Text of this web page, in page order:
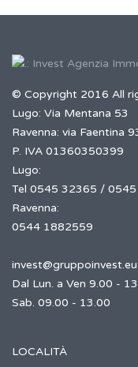
© Copyright 2016 All
Lugo: Via Mentana 53
Ravenna: via Faentina
P. IVA 01360350399
Lugo:
Tel 0545 32365 /
Ravenna:
0544 1882559
invest@gruppoinvest.eu
Dal Lun. a Ven 9.00 -
Sab. 09.00 - 13.00
LOCALITÀ